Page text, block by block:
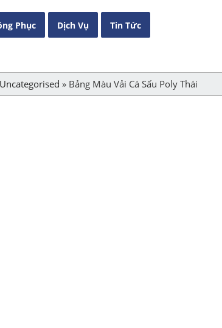
Phục Dịch Vụ Tin Tức
Uncategorised » Bảng Màu Vải Cá Sấu Poly Thái